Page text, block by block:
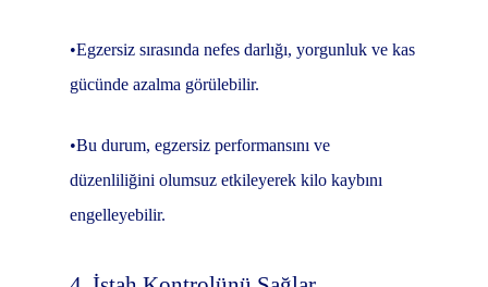
•Egzersiz sırasında nefes darlığı, yorgunluk ve kas
gücünde azalma görülebilir.
•Bu durum, egzersiz performansını ve
düzenliliğini olumsuz etkileyerek kilo kaybını
engelleyebilir.